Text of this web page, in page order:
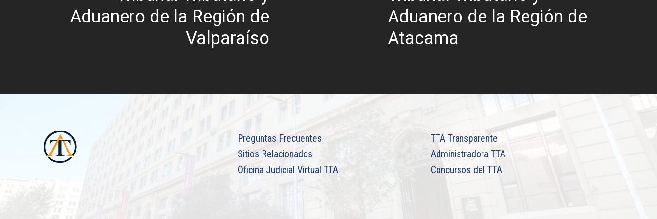
Aduanero de la Región de
Valparaíso
Aduanero de la Región de
Atacama
Preguntas Frecuentes
Sitios Relacionados
Oficina Judicial Virtual TTA
TTA Transparente
Administradora TTA
Concursos del TTA